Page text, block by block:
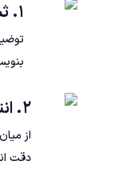
۱. ثبت پروژه
۲. انتخاب فریلنسر
از
دقت